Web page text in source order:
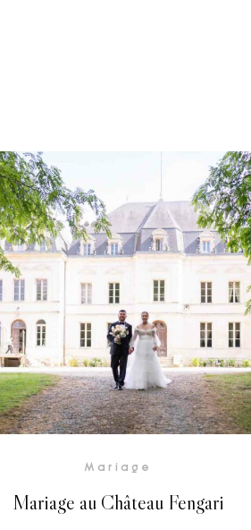
Mariage
Mariage au Château Fengari
Voir la Galerie